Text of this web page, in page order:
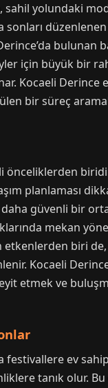
sahil yolundaki
düzenlenen
bulunan
için büyük bir
Kocaeli
bir süreç
önceliklerden
planlaması
güvenli bir
mekan
etkenlerden biri
Kocaeli
etmek ve
festivallere ev
tanık olur.